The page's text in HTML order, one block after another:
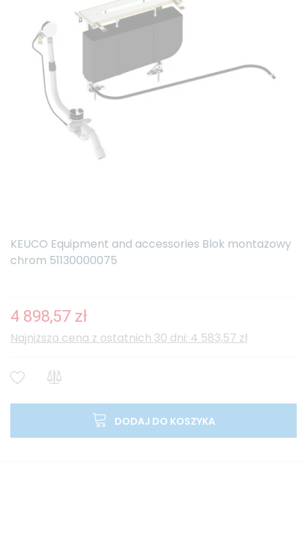
KEUCO Equipment and accessories Blok montażowy
chrom 51130000075
4 898,57 zł
Najniższa cena z ostatnich 30 dni: 4 583,57 zł
DODAJ DO KOSZYKA